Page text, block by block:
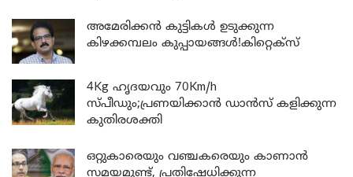
അമേരിക്കൻ കുട്ടികൾ ഉടുക്കുന്ന
കിഴക്കമ്പലം കുപ്പായങ്ങൾ!കിറ്റെക്സ്
4Kg ഹൃദയവും 70Km/h
സ്പീഡും;പ്രണയിക്കാൻ ഡാൻസ് കളിക്കുന്ന
കുതിരശക്തി
ഒറ്റുകാരെയും വഞ്ചകരെയും കാണാൻ
സമയമുണ്ട്, പ്രതിഷേധിക്കുന്ന